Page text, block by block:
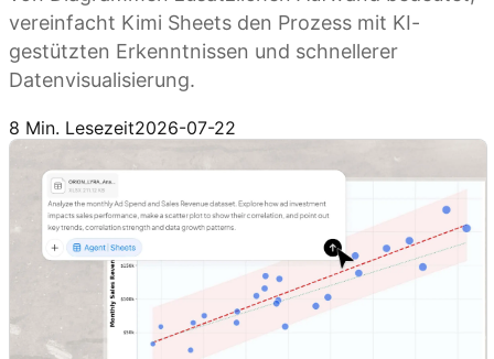
vereinfacht Kimi Sheets den Prozess mit KI-
gestützten Erkenntnissen und schnellerer
Datenvisualisierung.
8 Min. Lesezeit2026-07-22